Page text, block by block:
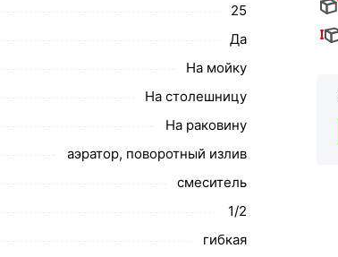
или нажмите на кнопку
по контактам указанным на сайте.
хром V063521 действительны в Москве
с Вами для согласования условий
рекомендуем ознакомиться с
всем стандартам качества. Возврат
25
Да
На мойку
На столешницу
На раковину
аэратор, поворотный излив
смеситель
1/2
гибкая